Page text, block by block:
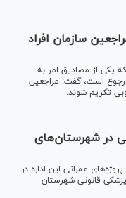
سازمان افراد
یکی از مصادیق امر به
رجوع است، گفت: مراجعین
تکریم شوند.
در شهرستان‌های
عمرانی این اداره در
قانونی شهرستان